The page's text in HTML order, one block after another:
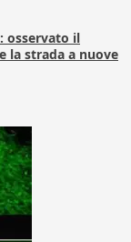
osservato il
la strada a nuove